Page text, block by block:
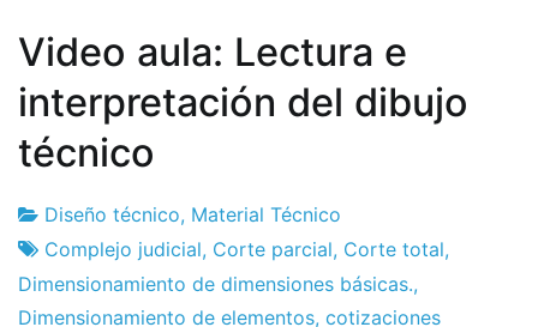
Video aula: Lectura e
interpretación del dibujo
técnico
Fábrica
de
proyectos
23
de
agosto
Diseño técnico, Material Técnico
Complejo judicial, Corte parcial, Corte total,
Dimensionamiento de dimensiones básicas.,
Dimensionamiento de elementos, cotizaciones